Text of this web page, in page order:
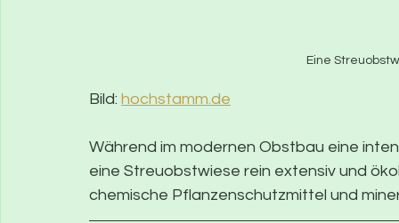
Eine
Bild: hochstamm.de
Während im modernen Obstbau eine
eine Streuobstwiese rein extensiv und
chemische Pflanzenschutzmittel und